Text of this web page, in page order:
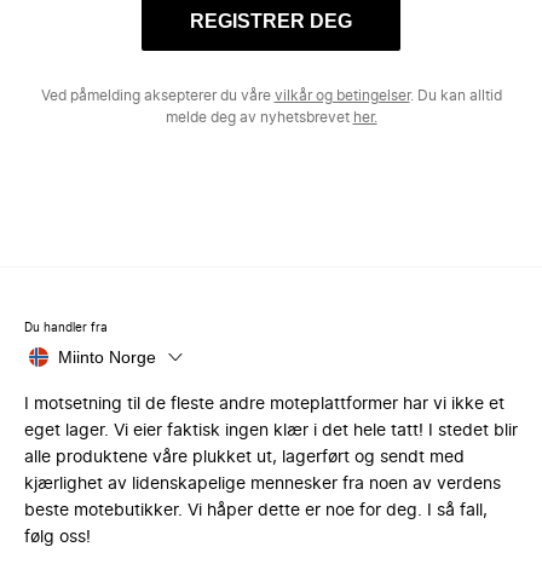
REGISTRER DEG
Ved påmelding aksepterer du våre vilkår og betingelser. Du kan alltid
melde deg av nyhetsbrevet her.
Du handler fra
Miinto Norge
I motsetning til de fleste andre moteplattformer har vi ikke et
eget lager. Vi eier faktisk ingen klær i det hele tatt! I stedet blir
alle produktene våre plukket ut, lagerført og sendt med
kjærlighet av lidenskapelige mennesker fra noen av verdens
beste motebutikker. Vi håper dette er noe for deg. I så fall,
følg oss!